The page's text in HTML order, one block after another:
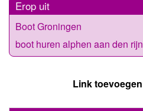
Erop uit
Boot Groningen
boot huren alphen aan den rijn
Link toevoegen